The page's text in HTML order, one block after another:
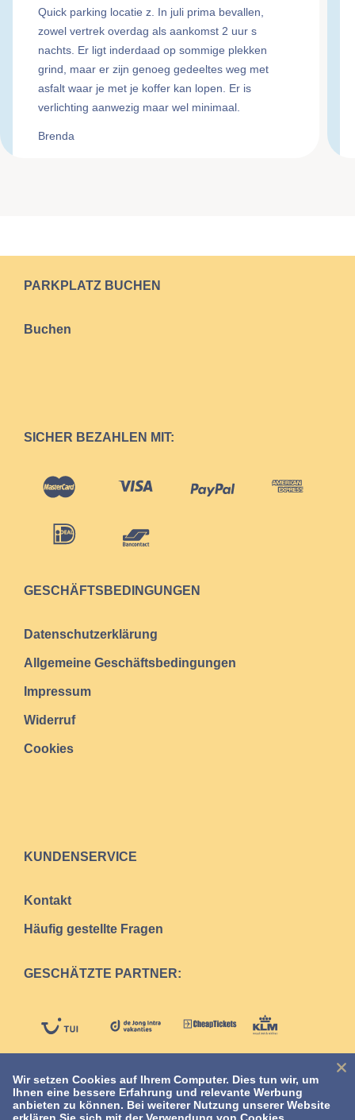
Quick parking locatie z. In juli prima bevallen,
zowel vertrek overdag als aankomst 2 uur s
nachts. Er ligt inderdaad op sommige plekken
grind, maar er zijn genoeg gedeeltes weg met
asfalt waar je met je koffer kan lopen. Er is
verlichting aanwezig maar wel minimaal.
Brenda
PARKPLATZ BUCHEN
Buchen
SICHER BEZAHLEN MIT:
GESCHÄFTSBEDINGUNGEN
Datenschutzerklärung
Allgemeine Geschäftsbedingungen
Impressum
Widerruf
Cookies
KUNDENSERVICE
Kontakt
Häufig gestellte Fragen
GESCHÄTZTE PARTNER:
Wir setzen Cookies auf Ihrem Computer. Dies tun wir, um
Ihnen eine bessere Erfahrung und relevante Werbung
anbieten zu können. Bei weiterer Nutzung unserer Website